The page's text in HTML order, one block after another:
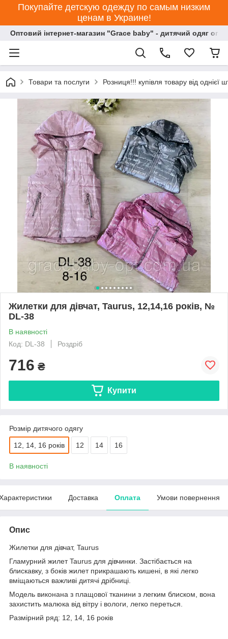
Покупайте детскую одежду по самым низким
ценам в Украине!
Оптовий інтернет-магазин "Grace baby" - дитячий одяг
Товари та послуги Розниця!!! купівля товару від однієї
Жилетки для дівчат, Taurus, 12,14,16 років, №
DL-38
В наявності
Код: DL-38
Роздріб
716 ₴
Купити
Розмір дитячого одягу
12, 14, 16 років 12 14 16
В наявності
Доставка Оплата Умови повернення
Опис
Жилетки для дівчат, Taurus
Гламурний жилет Taurus для дівчинки. Застібається на
блискавку, з боків жилет прикрашають кишені, в які легко
вміщаються важливі дитячі дрібниці.
Модель виконана з плащової тканини з легким блиском, вона
захистить малюка від вітру і вологи, легко переться.
Размірний ряд: 12, 14, 16 років